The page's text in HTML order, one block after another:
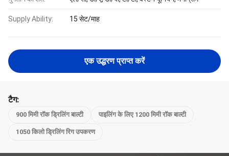
Supply Ability: 15 सेट/माह
एक उद्धरण प्राप्त करें
टैग:
900 मिमी रॉक ड्रिलिंग बाल्टी पाइलिंग के लिए 1200 मिमी रॉक बाल्टी
1050 किलो ड्रिलिंग रिग उपकरण